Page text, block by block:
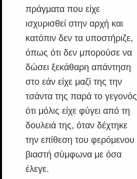
πράγματα που είχε
ισχυρισθεί στην αρχή και
κατόπιν δεν τα υποστήριζε,
όπως ότι δεν μπορούσε να
δώσει ξεκάθαρη απάντηση
στο εάν είχε μαζί της την
τσάντα της παρά το γεγονός
ότι μόλις είχε φύγει από τη
δουλειά της, όταν δέχτηκε
την επίθεση του φερόμενου
βιαστή σύμφωνα με όσα
έλεγε.